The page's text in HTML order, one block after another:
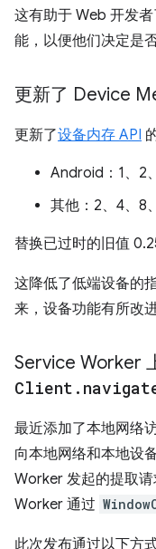
这有助于 Web 开发
能，以便他们决定是
更新了 Device
更新了设备内存 API
Android：1、2
其他：2、4、8
替换已过时的旧值
这降低了低端设备的
来，设备功能有所改进
Service Worker
Client .
最近添加了本地网络
向本地网络和本地设
Worker 发起的提取
Worker 通过
此次发布通过以下方